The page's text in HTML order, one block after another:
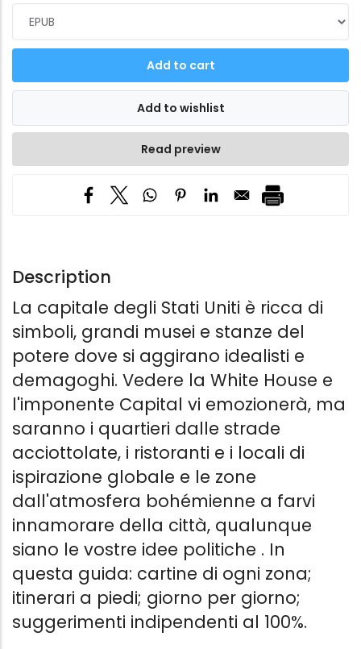
Read preview
Description
La capitale degli Stati Uniti è ricca di
simboli, grandi musei e stanze del
potere dove si aggirano idealisti e
demagoghi. Vedere la White House e
l'imponente Capital vi emozionerà, ma
saranno i quartieri dalle strade
acciottolate, i ristoranti e i locali di
ispirazione globale e le zone
dall'atmosfera bohémienne a farvi
innamorare della città, qualunque
siano le vostre idee politiche . In
questa guida: cartine di ogni zona;
itinerari a piedi; giorno per giorno;
suggerimenti indipendenti al 100%.